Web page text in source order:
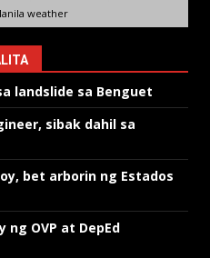
weather
landslide sa Benguet
sibak dahil sa
bet arborin ng Estados
ng OVP at DepEd